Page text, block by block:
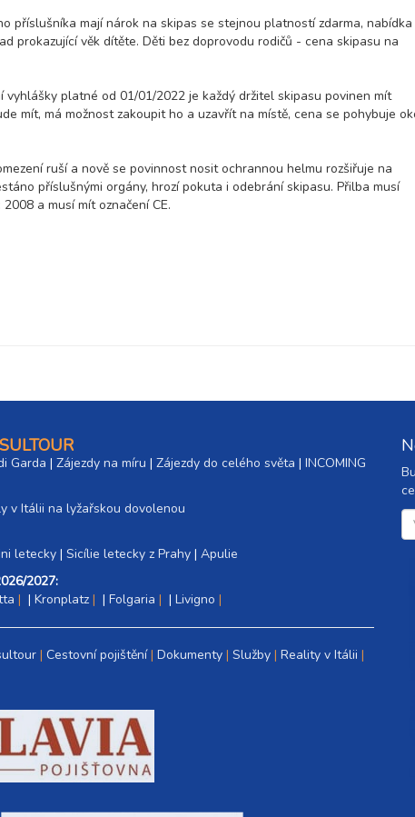
příslušníka mají nárok na skipas se stejnou platností zdarma, nabídka
prokazující věk dítěte. Děti bez doprovodu rodičů - cena skipasu na
vyhlášky platné od 01/01/2022 je každý držitel skipasu povinen mít
mít, má možnost zakoupit ho a uzavřít na místě, cena se pohybuje
ruší a nově se povinnost nosit ochrannou helmu rozšiřuje na
příslušnými orgány, hrozí pokuta i odebrání skipasu. Přilba musí
a musí mít označení CE.
Garda | Zájezdy na míru | Zájezdy do celého světa | INCOMING
v Itálii na lyžařskou dovolenou
letecky | Sicílie letecky z Prahy | Apulie
2027:
| Kronplatz | Folgaria | Livigno
Cestovní pojištění Dokumenty Služby Reality v Itálii